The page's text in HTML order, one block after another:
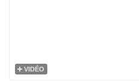
VIDÉO